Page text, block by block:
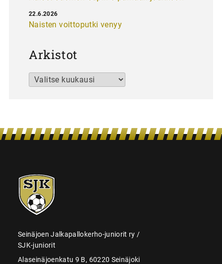
Naisten voittoputki venyy
22.6.2026
Arkistot
Arkistot
SJK-
juniorit
Seinäjoen Jalkapallokerho-juniorit ry /
SJK-juniorit
Alaseinäjoenkatu 9 B, 60220 Seinäjoki